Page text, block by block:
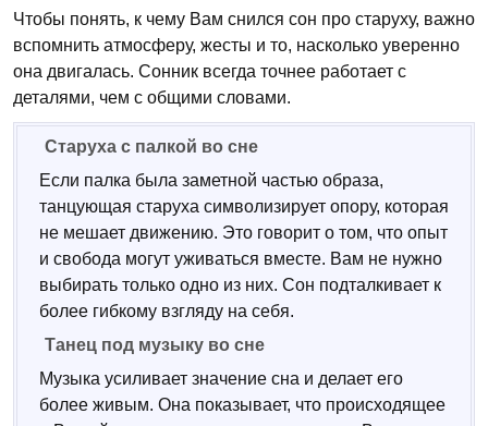
Чтобы понять, к чему Вам снился сон про старуху, важно
вспомнить атмосферу, жесты и то, насколько уверенно
она двигалась. Сонник всегда точнее работает с
деталями, чем с общими словами.
Старуха с палкой во сне
Если палка была заметной частью образа,
танцующая старуха символизирует опору, которая
не мешает движению. Это говорит о том, что опыт
и свобода могут уживаться вместе. Вам не нужно
выбирать только одно из них. Сон подталкивает к
более гибкому взгляду на себя.
Танец под музыку во сне
Музыка усиливает значение сна и делает его
более живым. Она показывает, что происходящее